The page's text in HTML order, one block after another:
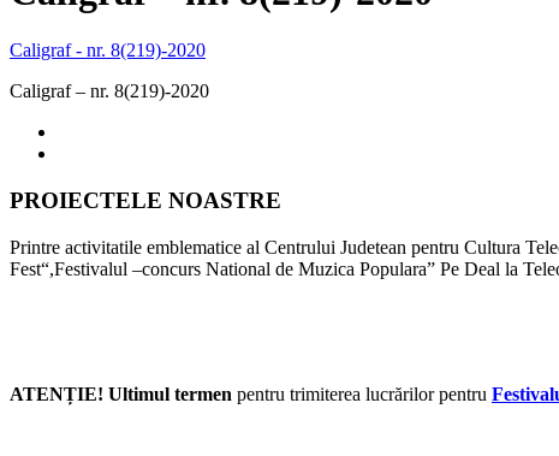
Caligraf - nr. 8(219)-2020
Caligraf – nr. 8(219)-2020
PROIECTELE NOASTRE
Printre activitatile emblematice al Centrului Judetean pentru Cultura
Fest“,Festivalul –concurs National de Muzica Populara” Pe Deal la
ATENȚIE! Ultimul termen pentru trimiterea lucrărilor pentru